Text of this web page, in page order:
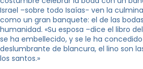
Israel –sobre todo Isaías- ven la
como un gran banquete: el de las
humanidad. «Su esposa –dice el libro
se ha embellecido, y se le ha
deslumbrante de blancura, el lino son
los santos.»